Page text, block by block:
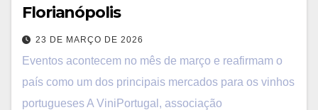
Florianópolis
23 DE MARÇO DE 2026
Eventos acontecem no mês de março e reafirmam o
país como um dos principais mercados para os vinhos
portugueses A ViniPortugal, associação